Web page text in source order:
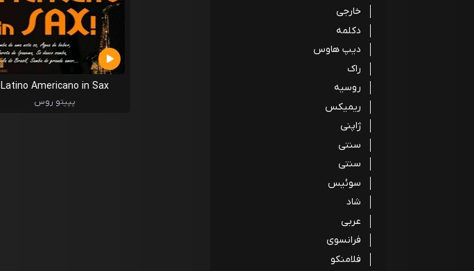
خارجی
دکلمه
دیپ هاوس
راک
روسیه
ریمیکس
ژاپنی
سنتی
سنتی
سوئیس
شاد
عربی
فرانسوی
فلامنکو
Latino Americano in Sax
پپیتو روس